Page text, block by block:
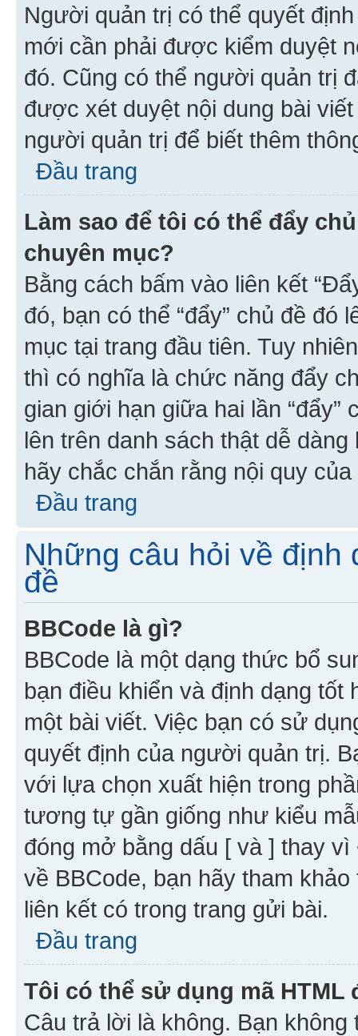
Người quản trị có thể quyết
mới cần phải được kiểm duyệt
đó. Cũng có thể người quản trị
được xét duyệt nội dung bài
người quản trị để biết thêm
Đầu trang
Làm sao để tôi có thể đẩy
chuyên mục?
Bằng cách bấm vào liên kết
đó, bạn có thể “đẩy” chủ đề đó
mục tại trang đầu tiên. Tuy
thì có nghĩa là chức năng đẩy
gian giới hạn giữa hai lần “đẩy”
lên trên danh sách thật dễ
hãy chắc chắn rằng nội quy
Đầu trang
Những câu hỏi về định
đề
BBCode là gì?
BBCode là một dạng thức bổ
bạn điều khiển và định dạng
một bài viết. Việc bạn có sử
quyết định của người quản trị.
với lựa chọn xuất hiện trong
tương tự gần giống như kiểu
đóng mở bằng dấu [ và ] thay
về BBCode, bạn hãy tham
liên kết có trong trang gửi bài.
Đầu trang
Tôi có thể sử dụng mã
Câu trả lời là không. Bạn